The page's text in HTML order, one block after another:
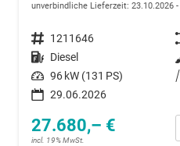
unverbindliche Lieferzeit: 23.10.2026
Fahrzeugnummer 1211646
Kraftstoff Diesel
Leistung 96 kW (131 PS)
29.06.2026
27.680,– €
incl. 19% MwSt.